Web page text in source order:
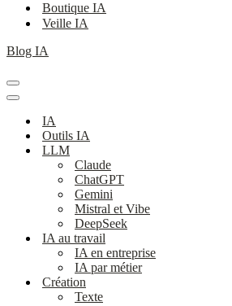
Boutique IA
Veille IA
Blog IA
Menu
de
Menu
navigation
IA
Outils IA
LLM
Claude
ChatGPT
Gemini
Mistral et Vibe
DeepSeek
IA au travail
IA en entreprise
IA par métier
Création
Texte